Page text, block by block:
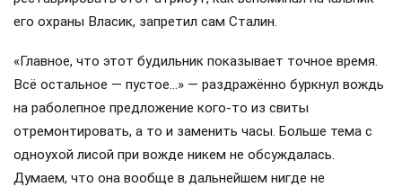
его охраны Власик, запретил сам Сталин.
«Главное, что этот будильник показывает точное время.
Всё остальное — пустое…» — раздражённо буркнул вождь
на раболепное предложение кого-то из свиты
отремонтировать, а то и заменить часы. Больше тема с
одноухой лисой при вожде никем не обсуждалась.
Думаем, что она вообще в дальнейшем нигде не